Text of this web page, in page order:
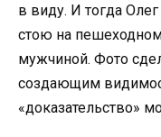
в виду. И тогда
стою на
мужчиной. Фото
создающим
«доказательство»